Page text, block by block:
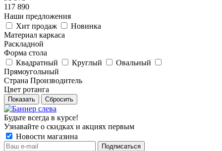
117 890
Наши предложения
Хит продаж
Новинка
Материал каркаса
Раскладной
Форма стола
Квадратный
Круглый
Овальный
Прямоугольный
Страна Производитель
Цвет ротанга
Показать Сбросить
Будьте всегда в курсе!
Узнавайте о скидках и акциях первым
Новости магазина